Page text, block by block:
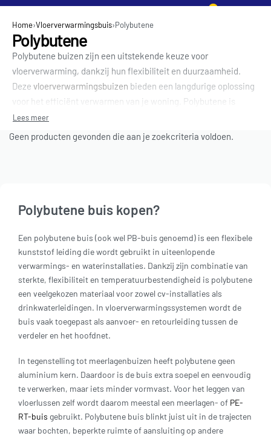
Home›Vloerverwarmingsbuis›Polybutene
Polybutene
Polybutene buizen zijn een uitstekende keuze voor
vloerverwarming, dankzij hun flexibiliteit en duurzaamheid.
Deze vloerverwarmingsbuizen bieden een langdurige oplossing
voor het efficiënt verwarmen van je woning. Polybutene is
bestand tegen hoge temperaturen en druk, wat het een
betrouwbare optie maakt voor je vloerverwarmingssysteem. In
Geen producten gevonden die aan je zoekcriteria voldoen.
Polybutene buis kopen?
Een polybutene buis (ook wel PB-buis genoemd) is een flexibele
kunststof leiding die wordt gebruikt in uiteenlopende
verwarmings- en waterinstallaties. Dankzij zijn combinatie van
sterkte, flexibiliteit en temperatuurbestendigheid is polybutene
een veelgekozen materiaal voor zowel cv-installaties als
drinkwaterleidingen. In vloerverwarmingssystemen wordt de
buis vaak toegepast als aanvoer- en retourleiding tussen de
verdeler en het hoofdnet.
In tegenstelling tot meerlagenbuizen heeft polybutene geen
aluminium kern. Daardoor is de buis extra soepel en eenvoudig
te verwerken, maar iets minder vormvast. Voor het leggen van
vloerlussen zelf wordt daarom meestal een meerlagen- of PE-
RT-buis gebruikt. Polybutene buis blinkt juist uit in de trajecten
waar bochten, beperkte ruimte of aansluiting op andere